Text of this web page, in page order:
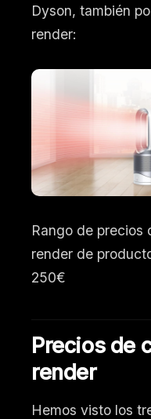
Dyson, también
render:
Rango de precios
render de
250€
Precios de
render
Hemos visto los